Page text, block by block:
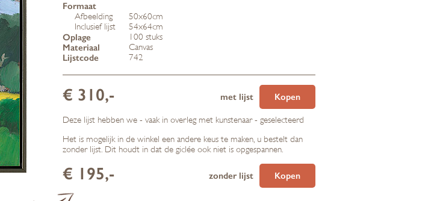
Formaat
Afbeelding
50x60cm
Inclusief lijst
54x64cm
Oplage 100 stuks
Materiaal Canvas
Lijstcode 742
€ 310,- Kopen
met lijst
Deze lijst hebben we - vaak in overleg met kunstenaar - geselecteerd
Het is mogelijk in de winkel een andere keus te maken, u bestelt dan
zonder lijst. Dit houdt in dat de giclée ook niet is opgespannen.
€ 195,- Kopen
zonder lijst